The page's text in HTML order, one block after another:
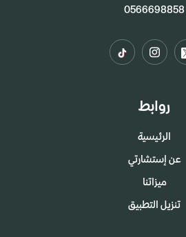
0566698858
روابط
الرئيسية
عن إستشارتي
ميزاتنا
تنزيل التطبيق